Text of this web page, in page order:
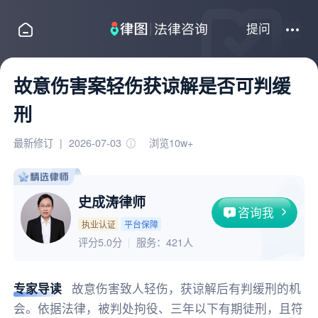
提问
故意伤害案轻伤获谅解是否可判缓
刑
最新修订 | 2026-07-03 浏览10w+
史成涛律师
执业认证 平台保障
咨询我
评分5.0分 服务： 421人
专家导读
故意伤害致人轻伤，获谅解后有判缓刑的机
会。依据法律，被判处拘役、三年以下有期徒刑，且符